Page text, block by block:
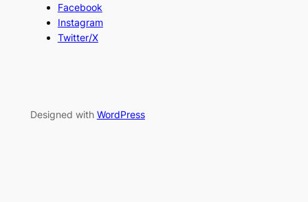
Facebook
Instagram
Twitter/X
Designed with WordPress